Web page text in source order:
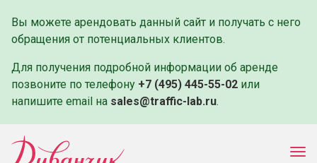
Вы можете арендовать данный сайт и получать с него
обращения от потенциальных клиентов.
Для получения подробной информации об аренде
позвоните по телефону +7 (495) 445-55-02 или
напишите email на sales@traffic-lab.ru.